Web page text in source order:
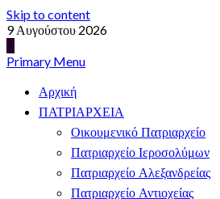
Skip to content
9 Αυγούστου 2026
Primary Menu
Αρχική
ΠΑΤΡΙΑΡΧΕΙΑ
Οικουμενικό Πατριαρχείο
Πατριαρχείο Ιεροσολύμων
Πατριαρχείο Αλεξανδρείας
Πατριαρχείο Αντιοχείας